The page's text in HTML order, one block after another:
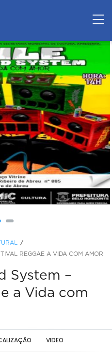
REGGAE A VIDA COM AMOR
System –
a Vida com
VIDEO